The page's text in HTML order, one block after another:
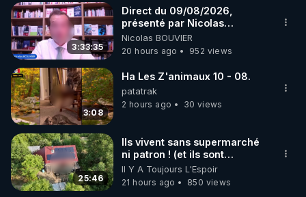
le code : REGENEREpublic puisse se renseigner
davantage. Résultat: une
demande et deux lettres
d’injures pour plusieurs
En 1990, la loi Gayssot fut
promulguée. Le professeur
Faurisson me dit: "Le texte
sanctionne la contestation
‘qui ont été commis’. C’est
une aubaine pour nous, car
pour nous condamner, les
juges devront prouver que
les crimes contestés ont
3:33:35
Direct du 09/08/2026,
présenté par Nicolas
BOUVIER
Nicolas BOUVIER
20 hours ago
952 views
3:08
Ha Les Z'animaux 10 - 08.
patatrak
2 hours ago
30 views
25:46
Ils vivent sans supermarché
ni patron ! (et ils sont
heureux)
Il Y A Toujours L'Espoir
21 hours ago
850 views